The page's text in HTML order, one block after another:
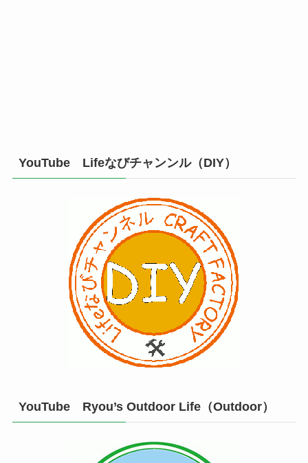
YouTube Lifeなびチャンンル（DIY）
YouTube Ryou’s Outdoor Life（Outdoor）